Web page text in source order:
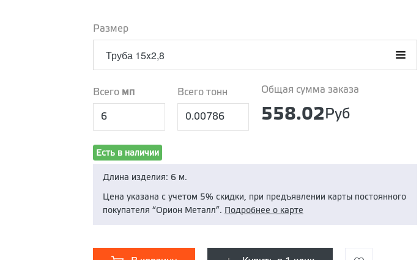
Размер
Труба 15x2,8
Труба 20х2,8
Труба 25х3,2
Всего мп Всего тонн Общая сумма заказа
558.02 Руб
Есть в наличии
Длина изделия: 6 м.
Цена указана с учетом 5% скидки, при предъявлении карты постоянного
покупателя “Орион Металл”.
Подробнее о карте